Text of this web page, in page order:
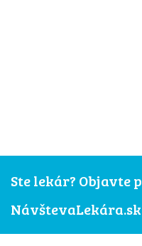
Ste lekár? Objavte
NávštevaLekára.sk